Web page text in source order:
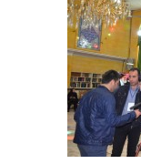
انتخابات
در
مسجد
جامع
رجایی
شهر
(۱)